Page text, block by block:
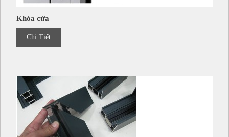
Khóa cửa
Chi Tiết